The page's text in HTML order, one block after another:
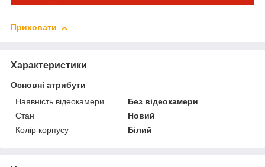
Приховати
Характеристики
Основні атрибути
Наявність відеокамери
Без відеокамери
Стан
Новий
Колір корпусу
Білий